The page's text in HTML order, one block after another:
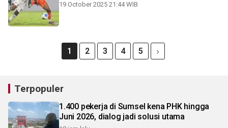
19 October 2025 21:44 WIB
1 2 3 4 5
Terpopuler
1.400 pekerja di Sumsel kena PHK hingga
Juni 2026, dialog jadi solusi utama